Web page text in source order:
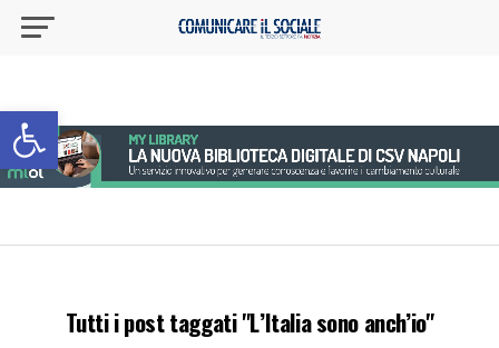
Apri la barra degli strumenti
Tutti i post taggati "L’Italia sono anch’io"